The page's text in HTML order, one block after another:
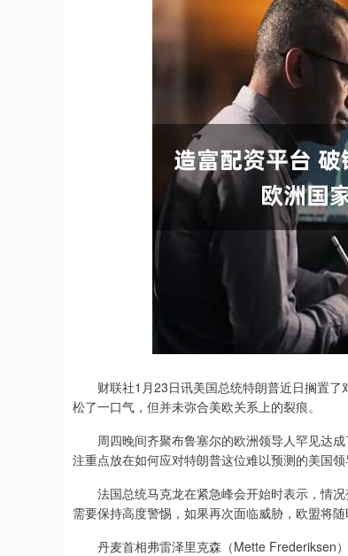
财联社1月23日讯美国总统特朗普近日搁置了
松了一口气，但并未弥合美欧关系上的裂痕。
周四晚间齐聚布鲁塞尔的欧洲领导人罕见达成
注重点放在如何应对特朗普这位难以预测的美国领
法国总统马克龙在紧急峰会开始时表示，情况
需要保持高度警惕，如果再次面临威胁，欧盟将
丹麦首相弗雷泽里克森（Mette Frederiksen）
深证成指 14311.01